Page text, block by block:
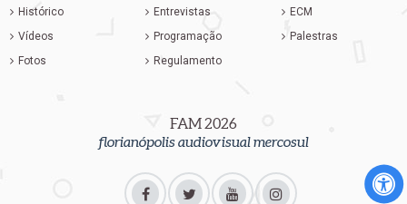
Histórico
Vídeos
Fotos
Entrevistas
Programação
Regulamento
ECM
Palestras
FAM 2026
florianópolis audiovisual mercosul